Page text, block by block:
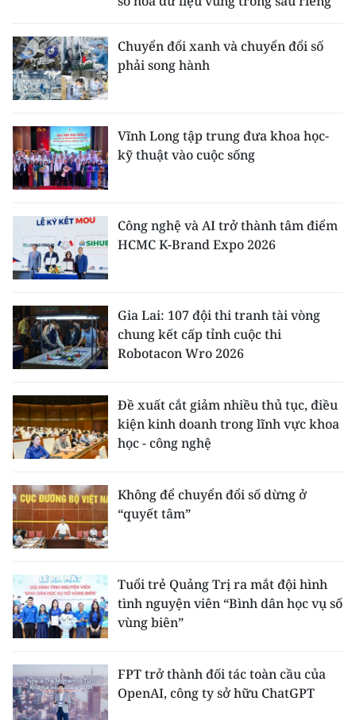
Chuyển đổi xanh và chuyển đổi số
phải song hành
Vĩnh Long tập trung đưa khoa học-
kỹ thuật vào cuộc sống
Công nghệ và AI trở thành tâm điểm
HCMC K-Brand Expo 2026
Gia Lai: 107 đội thi tranh tài vòng
chung kết cấp tỉnh cuộc thi
Robotacon Wro 2026
Đề xuất cắt giảm nhiều thủ tục, điều
kiện kinh doanh trong lĩnh vực khoa
học - công nghệ
Không để chuyển đổi số dừng ở
“quyết tâm”
Tuổi trẻ Quảng Trị ra mắt đội hình
tình nguyện viên “Bình dân học vụ số
vùng biên”
FPT trở thành đối tác toàn cầu của
OpenAI, công ty sở hữu ChatGPT